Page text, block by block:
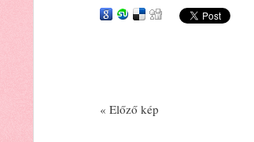
« Előző kép